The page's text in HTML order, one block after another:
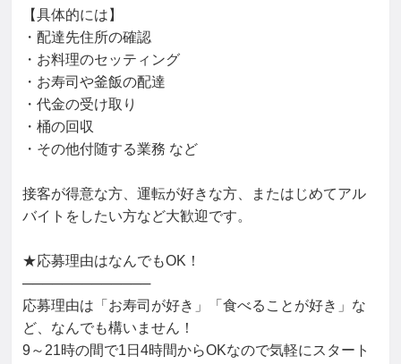
【具体的には】
・配達先住所の確認
・お料理のセッティング
・お寿司や釜飯の配達
・代金の受け取り
・桶の回収
・その他付随する業務 など
接客が得意な方、運転が好きな方、またはじめてアル
バイトをしたい方など大歓迎です。
★応募理由はなんでもOK！
─────────────
応募理由は「お寿司が好き」「食べることが好き」な
ど、なんでも構いません！
9～21時の間で1日4時間からOKなので気軽にスタート